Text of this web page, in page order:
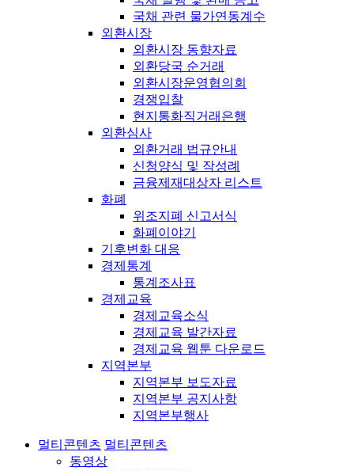
국채 관련 물가연동계수
외환시장
외환시장 동향자료
외환당국 순거래
외환시장운영협의회
경쟁입찰
현지통화직거래은행
외환심사
외환거래 법규안내
신청양식 및 작성례
금융제재대상자 리스트
화폐
위조지폐 신고서식
화폐이야기
기후변화 대응
경제통계
통계조사표
경제교육
경제교육소식
경제교육 발간자료
경제교육 웹툰 다운로드
지역본부
지역본부 보도자료
지역본부 공지사항
지역본부행사
멀티콘텐츠 멀티콘텐츠
동영상